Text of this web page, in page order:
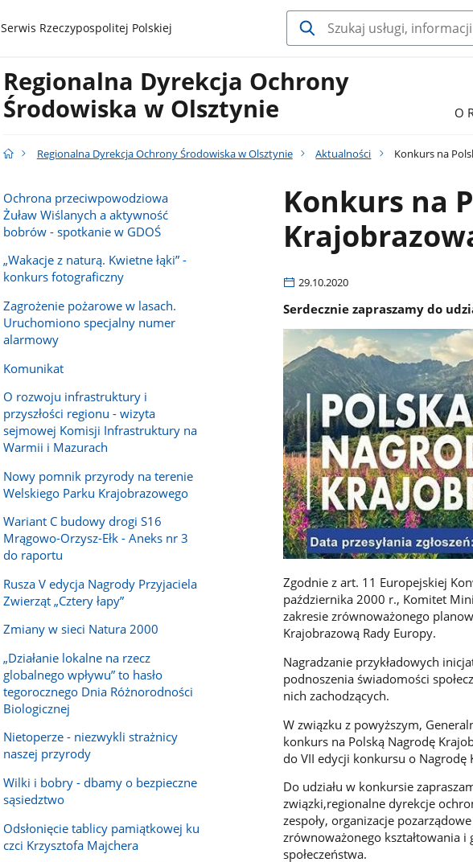
gov.pl
Serwis Rzeczypospolitej Polskiej
Regionalna Dyrekcja Ochrony
Środowiska w Olsztynie
O
Regionalna Dyrekcja Ochrony Środowiska w Olsztynie Aktualności Konkurs na
Ochrona przeciwpowodziowa
Żuław Wiślanych a aktywność
bobrów - spotkanie w GDOŚ
„Wakacje z naturą. Kwietne łąki” -
konkurs fotograficzny
Zagrożenie pożarowe w lasach.
Uruchomiono specjalny numer
alarmowy
Komunikat
O rozwoju infrastruktury i
przyszłości regionu - wizyta
sejmowej Komisji Infrastruktury na
Warmii i Mazurach
Nowy pomnik przyrody na terenie
Welskiego Parku Krajobrazowego
Wariant C budowy drogi S16
Mrągowo-Orzysz-Ełk - Aneks nr 3
do raportu
Rusza V edycja Nagrody Przyjaciela
Zwierząt „Cztery łapy”
Zmiany w sieci Natura 2000
„Działanie lokalne na rzecz
globalnego wpływu” to hasło
tegorocznego Dnia Różnorodności
Biologicznej
Nietoperze - niezwykli strażnicy
naszej przyrody
Wilki i bobry - dbamy o bezpieczne
sąsiedztwo
Odsłonięcie tablicy pamiątkowej ku
czci Krzysztofa Majchera
Konkurs na
29.10.2020
Serdecznie zapraszamy do
Zgodnie z art. 11 Europejskiej
października 2000 r., Komitet
zakresie zrównoważonego
Krajobrazową Rady Europy.
Nagradzanie przykładowych
podnoszenia świadomości
nich zachodzących.
W związku z powyższym,
konkurs na Polską Nagrodę
do VII edycji konkursu o Nagrodę
Do udziału w konkursie
związki,regionalne dyrekcje
zespoły, organizacje
zrównoważonego kształtowania
społeczeństwa.